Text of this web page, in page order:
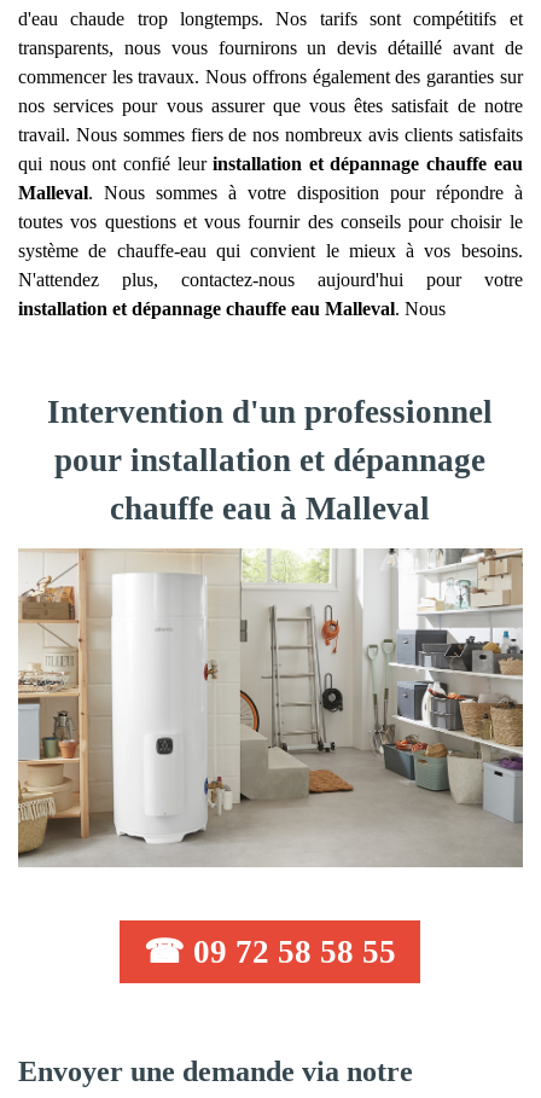
d'eau chaude trop longtemps. Nos tarifs sont compétitifs et
transparents, nous vous fournirons un devis détaillé avant de
commencer les travaux. Nous offrons également des garanties sur
nos services pour vous assurer que vous êtes satisfait de notre
travail. Nous sommes fiers de nos nombreux avis clients satisfaits
qui nous ont confié leurinstallation et dépannage chauffe eau
Malleval. Nous sommes à votre disposition pour répondre à
toutes vos questions et vous fournir des conseils pour choisir le
système de chauffe-eau qui convient le mieux à vos besoins.
N'attendez plus, contactez-nous aujourd'hui pour votre
installation et dépannage chauffe eau Malleval. Nous
Intervention d'un professionnel
pour installation et dépannage
chauffe eau à Malleval
☎ 09 72 58 58 55
Envoyer une demande via notre